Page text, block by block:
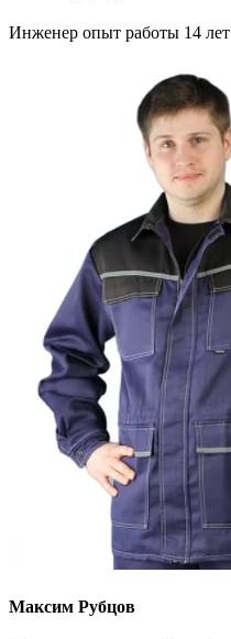
Инженер опыт работы 14 лет
Максим Рубцов